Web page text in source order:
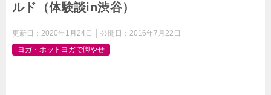
ルド（体験談in渋谷）
更新日： 2020年1月24日 公開日： 2016年7月22日
ヨガ・ホットヨガで脚やせ